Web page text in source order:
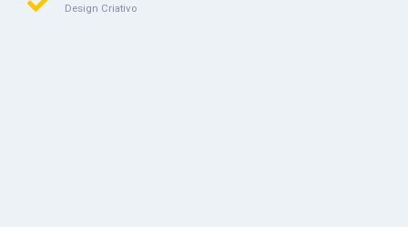
Design Criativo